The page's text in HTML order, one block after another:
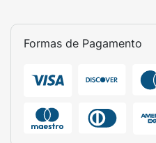
Formas de Pagamento